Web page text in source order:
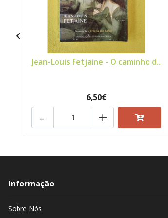
Jean-Louis Fetjaine - O caminho d..
6,50€
+
-
Informação
Sobre Nós